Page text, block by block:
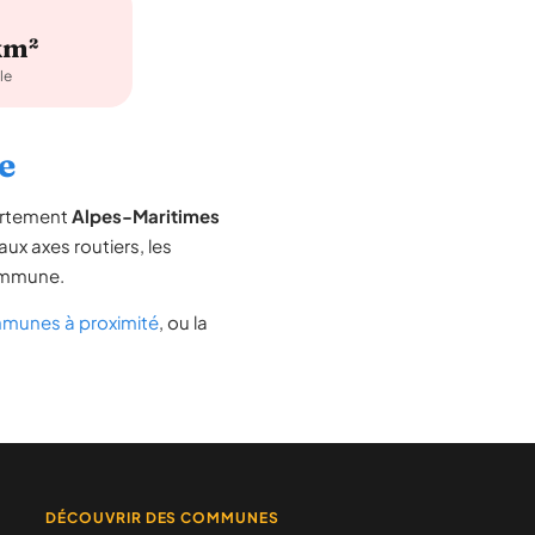
Alpes-Maritimes
axes routiers, les
à proximité, ou la
DÉCOUVRIR DES COMMUNES